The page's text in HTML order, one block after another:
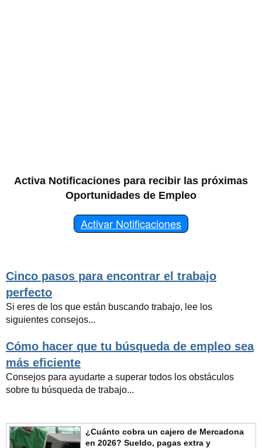
Activa Notificaciones para recibir las próximas
Oportunidades de Empleo
Activar Notificaciones
Cinco pasos para encontrar el trabajo
perfecto
Si eres de los que están buscando trabajo, lee los
siguientes consejos...
Cómo hacer que tu búsqueda de empleo sea
más eficiente
Consejos para ayudarte a superar todos los obstáculos
sobre tu búsqueda de trabajo...
¿Cuánto cobra un cajero de Mercadona
en 2026? Sueldo, pagas extra y